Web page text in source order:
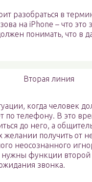
разобраться в
на iPhone – что это
понимать, что в
Вторая линия
когда человек
по телефону. В это
до него, а
желании получить от
неосознанного
нужны функции
звонка.